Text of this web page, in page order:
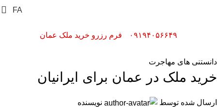
FA
۰۹۱۹۴۰۵۶۶۴۹ فرم رزرو خرید ملک عمان
دانستنی های مهاجرت
خرید ملک در عمان برای ایرانیان
ارسال شده توسط
نویسنده